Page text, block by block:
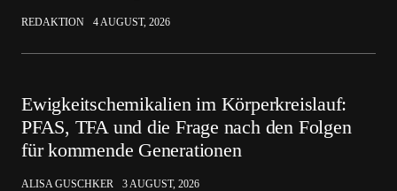
REDAKTION 4 AUGUST, 2026
Ewigkeitschemikalien im Körperkreislauf:
PFAS, TFA und die Frage nach den Folgen
für kommende Generationen
ALISA GUSCHKER 3 AUGUST, 2026